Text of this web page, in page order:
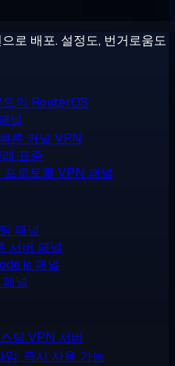
로 배포. 설정도, 번거로움도
드의 RouterOS
널
른 커널 VPN
표준
프로토콜 VPN 패널
패널
서버 패널
패널
널
팅 VPN 서버
임, 즉시 사용 가능